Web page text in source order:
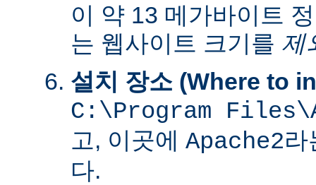
이 약 13 메가바이트
는 웹사이트 크기를 제
설치 장소 (Where to
C:\Program
고, 이곳에 Apache2라
다.